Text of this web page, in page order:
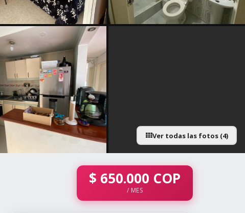
Ver todas las fotos (4)
$ 650.000 COP
/ MES